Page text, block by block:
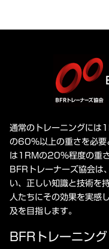
通常のトレーニングには
の60%以上の重さを必
は1RMの20%程度の重
BFRトレーナーズ協会は
い、正しい知識と技術を
人たちにその効果を実感
及を目指します。
BFRトレーニング